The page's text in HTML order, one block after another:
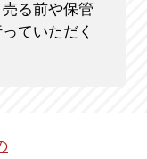
る前や保管
ていただく